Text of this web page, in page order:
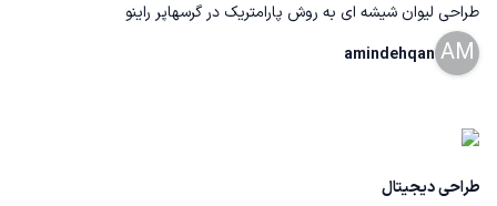
طراحی لیوان شیشه ای به روش پارامتریک در گرسهاپر راینو
AM
amindehqan
طراحی دیجیتال